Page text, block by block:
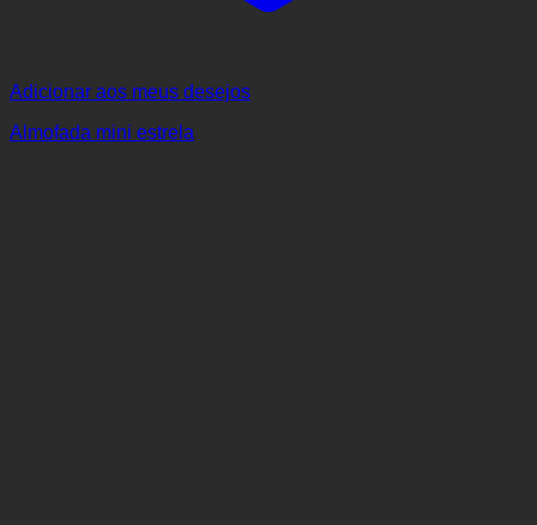
Adicionar aos meus desejos
Almofada mini estrela